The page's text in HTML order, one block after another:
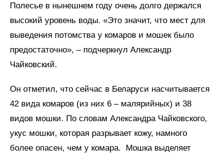
Полесье в нынешнем году очень долго держался
высокий уровень воды. «Это значит, что мест для
выведения потомства у комаров и мошек было
предостаточно», – подчеркнул Александр
Чайковский.
Он отметил, что сейчас в Беларуси насчитывается
42 вида комаров (из них 6 – малярийных) и 38
видов мошки. По словам Александра Чайковского,
укус мошки, которая разрывает кожу, намного
более опасен, чем у комара. Мошка выделяет